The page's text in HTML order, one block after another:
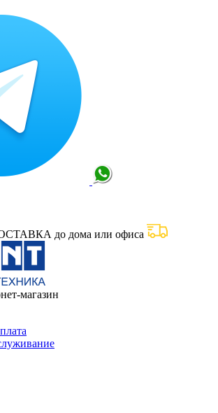
до дома или офиса
магазин